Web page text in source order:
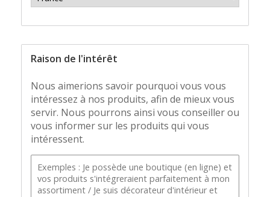
Raison de l'intérêt
Nous aimerions savoir pourquoi vous vous
intéressez à nos produits, afin de mieux vous
servir. Nous pourrons ainsi vous conseiller ou
vous informer sur les produits qui vous
intéressent.